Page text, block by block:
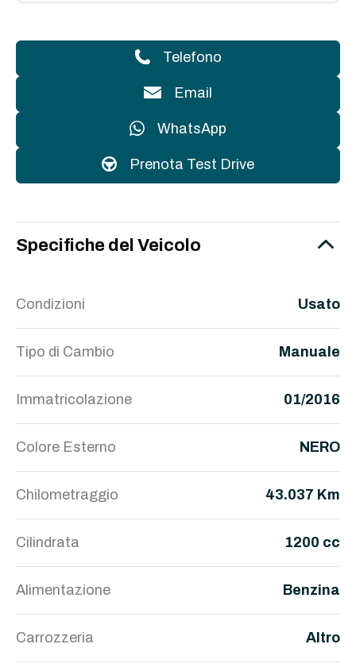
Telefono
Email
WhatsApp
Prenota Test Drive
Specifiche del Veicolo
Condizioni Usato
Tipo di Cambio Manuale
Immatricolazione 01/2016
Colore Esterno NERO
Chilometraggio 43.037 Km
Cilindrata 1200 cc
Alimentazione Benzina
Carrozzeria Altro